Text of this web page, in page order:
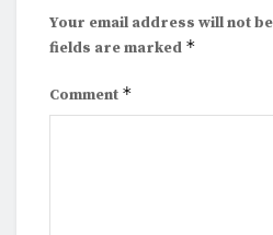
Your email address will not
fields are marked *
Comment *